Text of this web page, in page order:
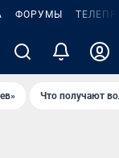
ФОРУМЫ
Что получают